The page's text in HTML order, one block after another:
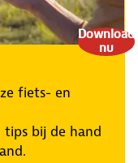
Download
nu
fiets- en
bij de hand